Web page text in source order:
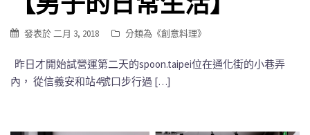
發表於二月 3, 2018 分類為《創意料理》
昨日才開始試營運第二天的spoon.taipei位在通化街的小巷弄
內， 從信義安和站4號口步行過 […]